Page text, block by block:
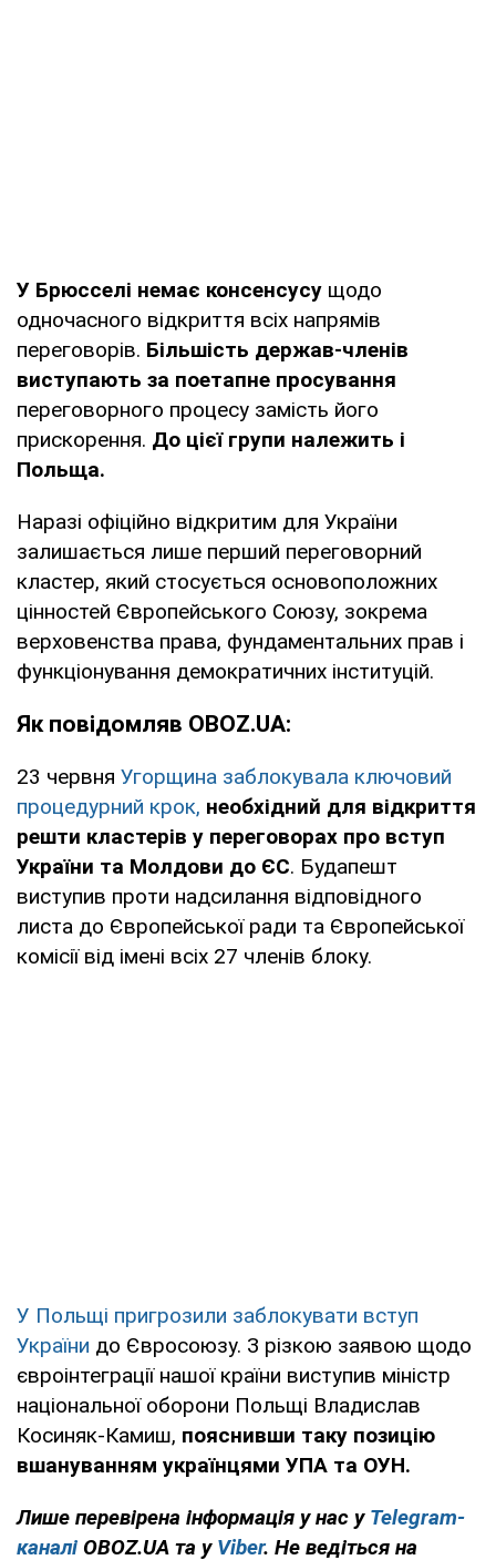
У Брюсселі немає консенсусу щодо
одночасного відкриття всіх напрямів
переговорів. Більшість держав-членів
виступають за поетапне просування
переговорного процесу замість його
прискорення. До цієї групи належить і
Польща.
Наразі офіційно відкритим для України
залишається лише перший переговорний
кластер, який стосується основоположних
цінностей Європейського Союзу, зокрема
верховенства права, фундаментальних прав і
функціонування демократичних інституцій.
Як повідомляв OBOZ.UA:
23 червня Угорщина заблокувала ключовий
процедурний крок, необхідний для відкриття
решти кластерів у переговорах про вступ
України та Молдови до ЄС. Будапешт
виступив проти надсилання відповідного
листа до Європейської ради та Європейської
комісії від імені всіх 27 членів блоку.
У Польщі пригрозили заблокувати вступ
України до Євросоюзу. З різкою заявою щодо
євроінтеграції нашої країни виступив міністр
національної оборони Польщі Владислав
Косиняк-Камиш, пояснивши таку позицію
вшануванням українцями УПА та ОУН.
Лише перевірена інформація у нас у Telegram-
каналі OBOZ.UA та у Viber. Не ведіться на